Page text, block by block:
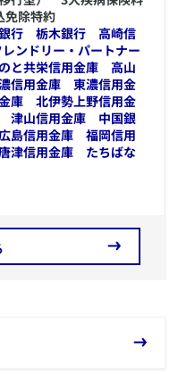
免除特約
行 栃木銀行
高崎信
レンドリー・パートナー
のと共栄信用金庫
高山
信用金庫
東濃信用金
庫
北伊勢上野信用金
津山信用金庫
中国銀
広島信用金庫
福岡信用
唐津信用金庫
たちばな